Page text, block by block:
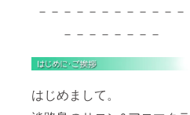
－－－－－－－－－－－－
－－－－－－－－
はじめまして。